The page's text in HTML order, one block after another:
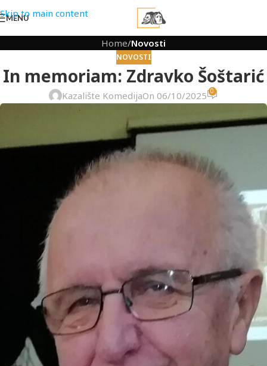
Skip to main content
MENU
Home/Novosti
NOVOSTI
In memoriam: Zdravko Šoštarić
Kazalište KomedijaOn 06/10/2025 0